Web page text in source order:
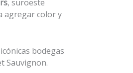
, suroeste
agregar color y
bodegas
Sauvignon.